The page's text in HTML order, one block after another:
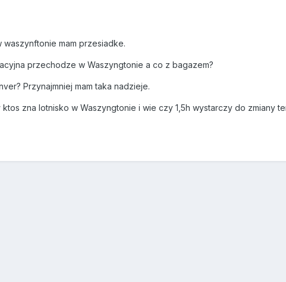
mam przesiadke.
przechodze w Waszyngtonie a co z bagazem?
Przynajmniej mam taka nadzieje.
zna lotnisko w Waszyngtonie i wie czy 1,5h wystarczy do zmiany